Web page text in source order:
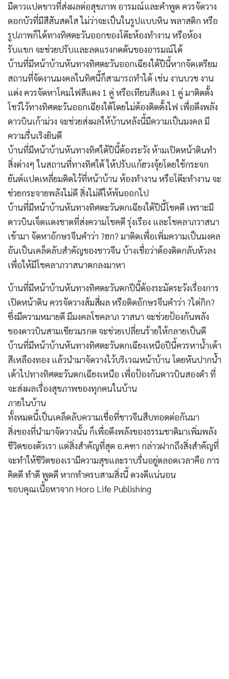
มีดาวแปดขาวที่ส่งผลต่อสุขภาพ อารมณ์และคำพูด ควรจัดวาง
ดอกบัวที่มีสีสันสดใส ไม่ว่าจะเป็นในรูปแบบหิน พลาสติก หรือ
รูปภาพก็ได้ทางทิศตะวันออกของโต๊ะห้องทำงาน หรือห้อง
รับแขก จะช่วยปรับและลดแรงกดดันของอารมณ์ได้
บ้านที่มีหน้าบ้านหันทางทิศตะวันออกเฉียงใต้ปีนี้หากจัดเตรียม
สถานที่จัดงานมงคลในทิศนี้ก็สามารถทำได้ เช่น งานบวช งาน
แต่ง ควรจัดหาโคมไฟสีแดง 1 คู่ หรือเทียนสีแดง 1 คู่ มาติดตั้ง
โชว์ไว้ทางทิศตะวันออกเฉียงใต้โดยไม่ต้องติดตั้งไฟ เพื่อดึงพลัง
ดาวบินเก้าม่วง จะช่วยส่งผลให้บ้านหลังนี้มีความเป็นมงคล มี
ความรื่นเริงยินดี
บ้านที่มีหน้าบ้านหันทางทิศใต้ปีนี้ต้องระวัง ห้ามเปิดหน้าดินทำ
สิ่งต่างๆ ในสถานที่ทางทิศใต้ ให้ปรับแก้ฮวงจุ้ยโดยใช้กระจก
ยันต์แปดเหลี่ยมติดไว้ที่หน้าบ้าน ห้องทำงาน หรือโต๊ะทำงาน จะ
ช่วยกระจายพลังไม่ดี สิ่งไม่ดีให้พ้นออกไป
บ้านที่มีหน้าบ้านหันทางทิศตะวันตกเฉียงใต้ปีนี้โชคดี เพราะมี
ดาวบินเจ็ดแดงชาดที่ส่งความโชคดี รุ่งเรือง และโชคลาภวาสนา
เข้ามา จัดหาอักษรจีนคำว่า ?ฮก? มาติดเพื่อเพิ่มความเป็นมงคล
อันเป็นเคล็ดลับสำคัญของชาวจีน บ้างเชื่อว่าต้องติดกลับหัวลง
เพื่อให้มีโชคลาภวาสนาตกลงมาหา
บ้านที่มีหน้าบ้านหันทางทิศตะวันตกปีนี้ต้องระมัดระวังเรื่องการ
เปิดหน้าดิน ควรจัดวางส้มสี่ผล หรือติดอักษรจีนคำว่า ?ไต่กิก?
ซึ่งมีความหมายดี มีมงคลโชคลาภ วาสนา จะช่วยป้องกันพลัง
ของดาวบินสามเขียวมรกต จะช่วยเปลี่ยนร้ายให้กลายเป็นดี
บ้านที่มีหน้าบ้านหันทางทิศตะวันตกเฉียงเหนือปีนี้ควรหาน้ำเต้า
สีเหลืองทอง แล้วนำมาจัดวางไว้บริเวณหน้าบ้าน โดยหันปากน้ำ
เต้าไปทางทิศตะวันตกเฉียงเหนือ เพื่อป้องกันดาวบินสองดำ ที่
จะส่งผลเรื่องสุขภาพของทุกคนในบ้าน
ภายในบ้าน
ทั้งหมดนี้เป็นเคล็ดลับความเชื่อที่ชาวจีนสืบทอดต่อกันมา
สิ่งของที่นำมาจัดวางนั้น ก็เพื่อดึงพลังของธรรมชาติมาเพิ่มพลัง
ชีวิตของตัวเรา แต่สิ่งสำคัญที่สุด อ.คฑา กล่าวฝากถึงสิ่งสำคัญที่
จะทำให้ชีวิตของเรามีความสุขและราบรื่นอยู่ตลอดเวลาคือ การ
คิดดี ทำดี พูดดี หากทำครบสามสิ่งนี้ ดวงดีแน่นอน
ขอบคุณเนื้อหาจาก Horo Life Publishing